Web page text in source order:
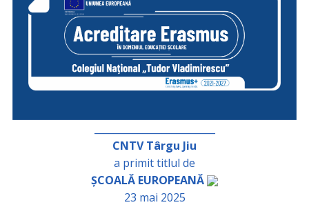
CNTV Târgu Jiu
a primit titlul de
ȘCOALĂ EUROPEANĂ
23 mai 2025